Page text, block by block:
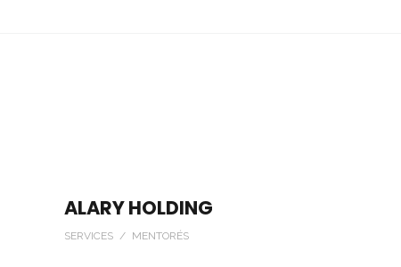
ALARY HOLDING
SERVICES / MENTORÉS